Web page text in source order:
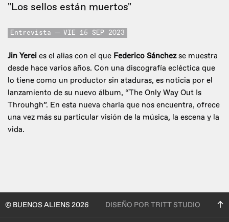
"Los sellos están muertos"
Entrevista VIE 15 SEP 2023
Jin Yerei es el alias con el que Federico Sánchezse muestra
desde hace varios años. Con una discografía ecléctica que
lo tiene como un productor sin ataduras, es noticia por el
lanzamiento de su nuevo álbum, “The Only Way Out Is
Throuhgh”. En esta nueva charla que nos encuentra, ofrece
una vez más su particular visión de la música, la escena y la
vida.
© BUENOS ALIENS 2026 DISEÑO POR TRITT STUDIO